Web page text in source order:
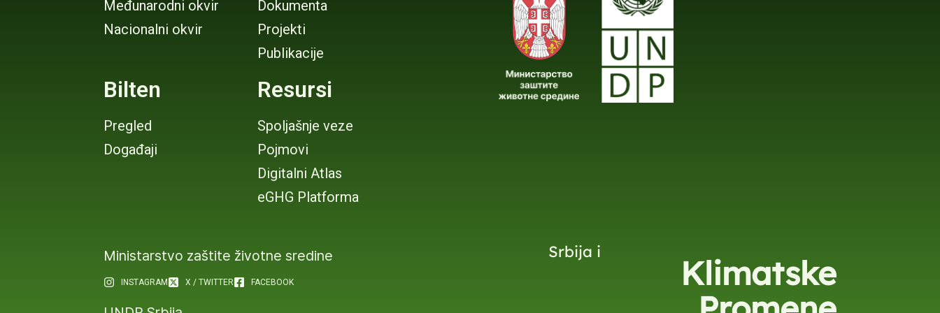
Međunarodni okvir
Nacionalni okvir
Dokumenta
Projekti
Publikacije
Bilten
Pregled
Događaji
Resursi
Spoljašnje veze
Pojmovi
Digitalni Atlas
eGHG Platforma
Ministarstvo zaštite životne sredine
INSTAGRAM X / TWITTER FACEBOOK
Srbija i
Klimatske